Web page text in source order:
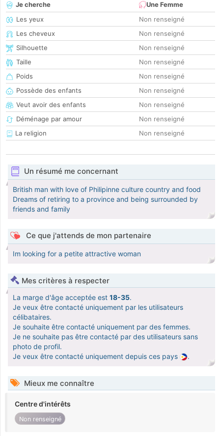
Je cherche
Une Femme
Les yeux
Non renseigné
Les cheveux
Non renseigné
Silhouette
Non renseigné
Taille
Non renseigné
Poids
Non renseigné
Possède des enfants
Non renseigné
Veut avoir des enfants
Non renseigné
Déménage par amour
Non renseigné
La religion
Non renseigné
Un résumé me concernant
British man with love of Philipinne culture country and food
Dreams of retiring to a province and being surrounded by
friends and family
Ce que j'attends de mon partenaire
Im looking for a petite attractive woman
Mes critères à respecter
La marge d'âge acceptée est 18-35.
Je veux être contacté uniquement par les utilisateurs
célibataires.
Je souhaite être contacté uniquement par des femmes.
Je ne souhaite pas être contacté par des utilisateurs sans
photo de profil.
Je veux être contacté uniquement depuis ces pays
.
Mieux me connaître
Centre d'intérêts
Non renseigné